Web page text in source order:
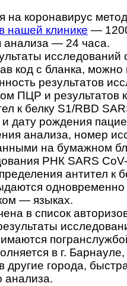
на коронавирус
нашей клинике —
— 24 часа.
исследований
код с бланка, можно
результатов
ПЦР и результатов
к белку S1/RBD
дату рождения
анализа, номер
на бумажном
РНК SARS
антител к
— языках.
в список
в г.
другие города,
анализа.